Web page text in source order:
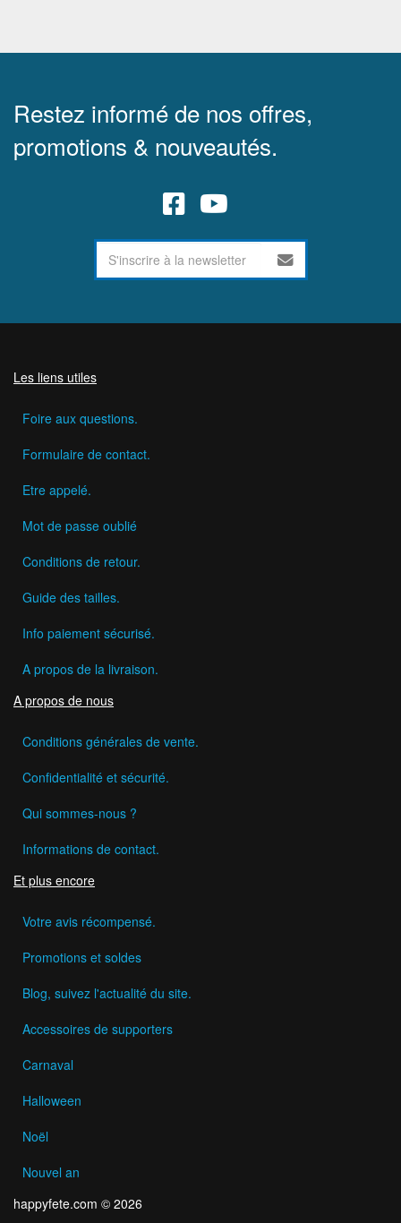
Restez informé de nos offres,
promotions & nouveautés.
Les liens utiles
Foire aux questions.
Formulaire de contact.
Etre appelé.
Mot de passe oublié
Conditions de retour.
Guide des tailles.
Info paiement sécurisé.
A propos de la livraison.
A propos de nous
Conditions générales de vente.
Confidentialité et sécurité.
Qui sommes-nous ?
Informations de contact.
Et plus encore
Votre avis récompensé.
Promotions et soldes
Blog, suivez l'actualité du site.
Accessoires de supporters
Carnaval
Halloween
Noël
Nouvel an
happyfete.com © 2026